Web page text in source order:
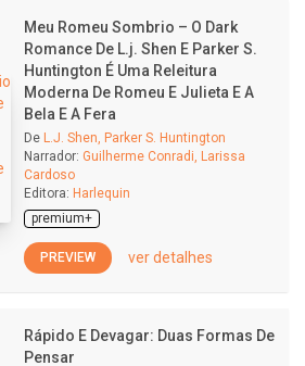
Meu Romeu Sombrio – O Dark
Romance De L.j. Shen E Parker S.
Huntington É Uma Releitura
Moderna De Romeu E Julieta E A
Bela E A Fera
De L.J. Shen, Parker S. Huntington
Narrador: Guilherme Conradi, Larissa
Cardoso
Editora: Harlequin
premium+
PREVIEW ver detalhes
Rápido E Devagar: Duas Formas De
Pensar